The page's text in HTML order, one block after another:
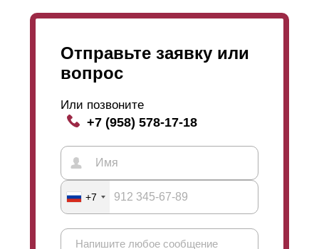
Отправьте заявку или
вопрос
Или позвоните
+7 (958) 578-17-18
+7